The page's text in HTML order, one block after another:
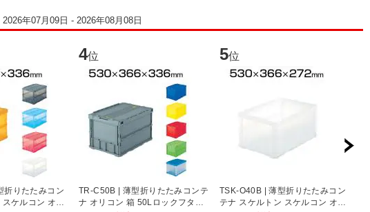
年07月09日 - 2026年08月08日
折りたたみコン
ケルコン オリ
4位
TR-C50B | 薄型折りたたみコンテ
ナ オリコン 箱 50Lロックフタ付
5位
TSK-O40B | 薄型折りたたみコン
テナ スケルトン スケルコン オリ